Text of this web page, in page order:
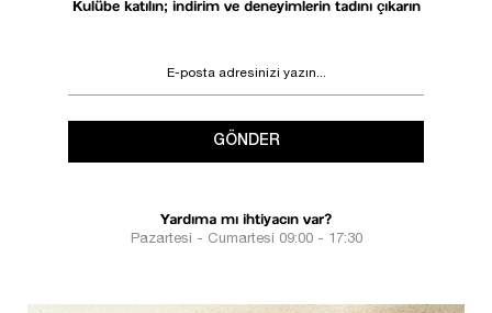
Kulübe katılın; indirim ve deneyimlerin tadını çıkarın
GÖNDER
Yardıma mı ihtiyacın var?
Pazartesi - Cumartesi 09:00 - 17:30